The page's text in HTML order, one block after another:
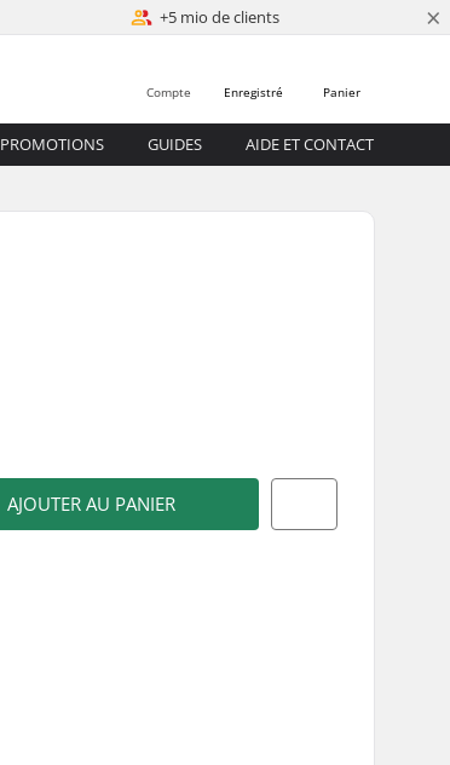
+5 mio de clients ×
Panier
Enregistré
Compte
PROMOTIONS GUIDES AIDE ET CONTACT
AJOUTER AU PANIER